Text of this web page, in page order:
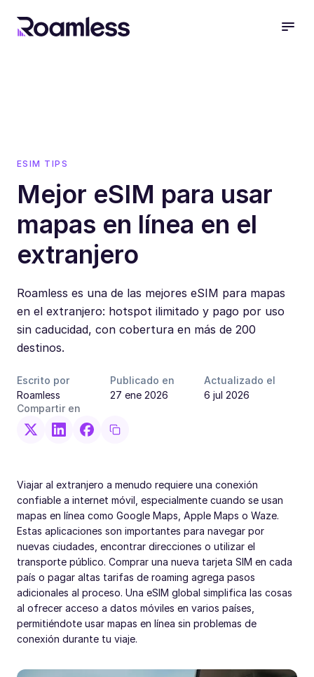
ESIM TIPS
Mejor eSIM para usar
mapas en línea en el
extranjero
Roamless es una de las mejores eSIM para mapas
en el extranjero: hotspot ilimitado y pago por uso
sin caducidad, con cobertura en más de 200
destinos.
Escrito por
Roamless
Publicado en
27 ene 2026
Actualizado el
6 jul 2026
Compartir en
Viajar al extranjero a menudo requiere una conexión
confiable a internet móvil, especialmente cuando se usan
mapas en línea como Google Maps, Apple Maps o Waze.
Estas aplicaciones son importantes para navegar por
nuevas ciudades, encontrar direcciones o utilizar el
transporte público. Comprar una nueva tarjeta SIM en cada
país o pagar altas tarifas de roaming agrega pasos
adicionales al proceso. Una eSIM global simplifica las cosas
al ofrecer acceso a datos móviles en varios países,
permitiéndote usar mapas en línea sin problemas de
conexión durante tu viaje.